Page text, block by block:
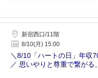
新宿西口/11階
8/10(月) 15:00
＼8/10「ハートの日」年収
／ 思いやりと尊重で繋がる